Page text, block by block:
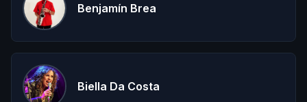
Benjamín Brea
Biella Da Costa